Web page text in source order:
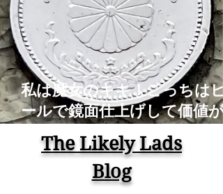
私は魔女のキキ！こっちはピ
ールで鏡面仕上げして価値が
くなったアルミの古銭！コイ
磨き Old Coins Restoration
Time Lapse ASMR
The Likely Lads
Blog